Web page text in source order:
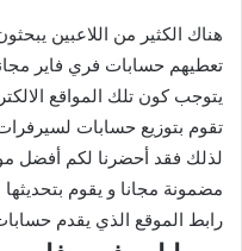
هناك الكثير من اللاعبين
تعطيهم حسابات فري فاير
يتوجب كون تلك المواقع
لذلك فقد أحضرنا لكم أفضل
مضمونة مجانا و يقوم
رابط الموقع الذي يقدم حسابات